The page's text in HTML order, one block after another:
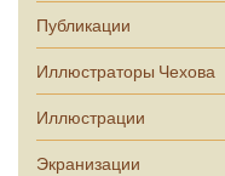
Публикации
Иллюстраторы Чехова
Иллюстрации
Экранизации